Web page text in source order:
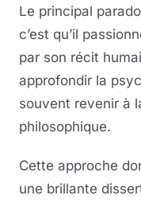
Le principal
c’est qu’il
par son récit
approfondir la
souvent revenir à
philosophique.
Cette approche
une brillante